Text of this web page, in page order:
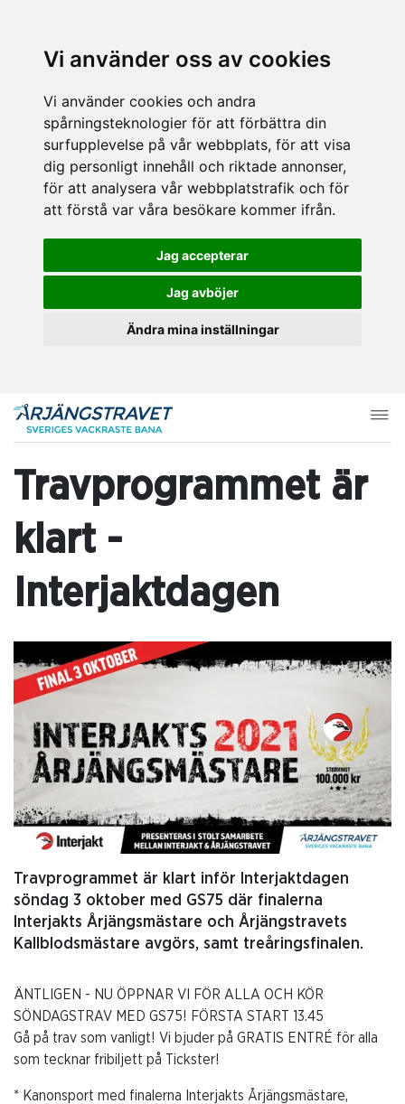
Vi använder oss av cookies
Vi använder cookies och andra
spårningsteknologier för att förbättra din
surfupplevelse på vår webbplats, för att visa
dig personligt innehåll och riktade annonser,
för att analysera vår webbplatstrafik och för
att förstå var våra besökare kommer ifrån.
Jag accepterar
Jag avböjer
Ändra mina inställningar
Travprogrammet är
klart -
Interjaktdagen
Travprogrammet är klart inför Interjaktdagen
söndag 3 oktober med GS75 där finalerna
Interjakts Årjängsmästare och Årjängstravets
Kallblodsmästare avgörs, samt treåringsfinalen.
ÄNTLIGEN - NU ÖPPNAR VI FÖR ALLA OCH KÖR
SÖNDAGSTRAV MED GS75! FÖRSTA START 13.45
Gå på trav som vanligt! Vi bjuder på GRATIS ENTRÉ för alla
som tecknar fribiljett på Tickster!
* Kanonsport med finalerna Interjakts Årjängsmästare,